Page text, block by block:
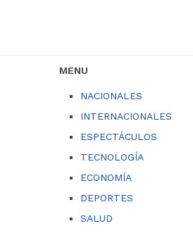
MENU
NACIONALES
INTERNACIONALES
ESPECTÁCULOS
TECNOLOGÍA
ECONOMÍA
DEPORTES
SALUD